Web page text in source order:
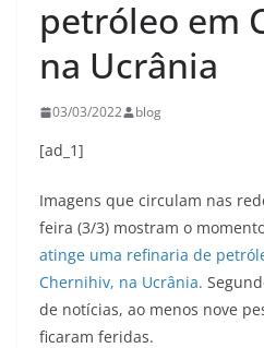
petróleo em
na Ucrânia
03/03/2022 blog
[ad_1]
Imagens que circulam nas
feira (3/3) mostram o
atinge uma refinaria de
Chernihiv, na Ucrânia.
de notícias, ao menos nove
ficaram feridas.